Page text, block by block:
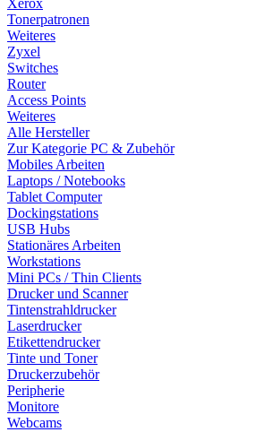
Xerox
Tonerpatronen
Weiteres
Zyxel
Switches
Router
Access Points
Weiteres
Alle Hersteller
Zur Kategorie PC & Zubehör
Mobiles Arbeiten
Laptops / Notebooks
Tablet Computer
Dockingstations
USB Hubs
Stationäres Arbeiten
Workstations
Mini PCs / Thin Clients
Drucker und Scanner
Tintenstrahldrucker
Laserdrucker
Etikettendrucker
Tinte und Toner
Druckerzubehör
Peripherie
Monitore
Webcams